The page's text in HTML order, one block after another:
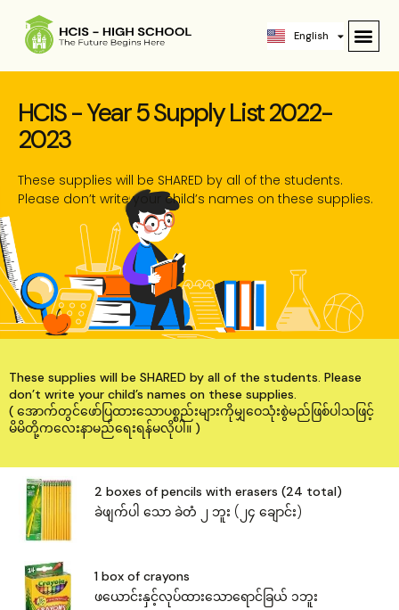
English
中文 (中国)
HCIS - Year 5 Supply List 2022-
2023
These supplies will be SHARED by all of the students.
Please don’t write your child’s names on these supplies.
These supplies will be SHARED by all of the students. Please
don’t write your child’s names on these supplies.
( အောက်တွင်ဖော်ပြထားသောပစ္စည်းများကိုမျှဝေသုံးစွဲမည်ဖြစ်ပါသဖြင့်
မိမိတို့ကလေးနာမည်ရေးရန်မလိုပါ။ )
2 boxes of pencils with erasers (24 total)
ခဲဖျက်ပါ ‌သော ခဲတံ ၂ ဘူး (၂၄ ချောင်း)
1 box of crayons
ဖယောင်းနှင့်လုပ်ထား‌သောရောင်ခြယ် ၁ဘူး